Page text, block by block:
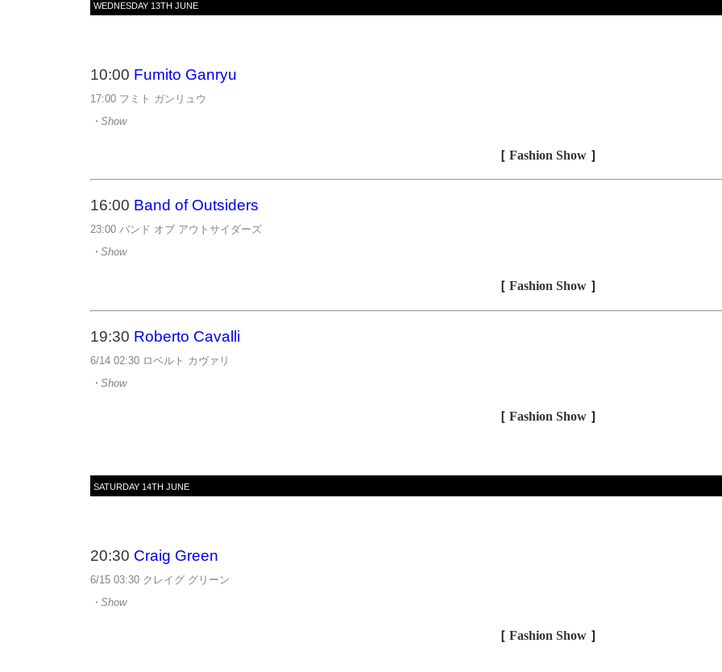
WEDNESDAY 13TH JUNE
10:00 Fumito Ganryu
17:00 フミト ガンリュウ
・Show
［ Fashion Show ］
16:00 Band of Outsiders
23:00 バンド オブ アウトサイダーズ
・Show
［ Fashion Show ］
19:30 Roberto Cavalli
6/14 02:30 ロベルト カヴァリ
・Show
［ Fashion Show ］
SATURDAY 14TH JUNE
20:30 Craig Green
6/15 03:30 クレイグ グリーン
・Show
［ Fashion Show ］